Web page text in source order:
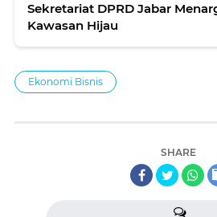
Sekretariat DPRD Jabar
Kawasan Hijau
Ekonomi Bisnis
SHARE